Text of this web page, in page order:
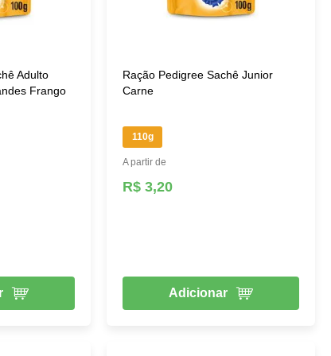
Adulto
Frango
Ração Pedigree Sachê Junior
Carne
110g
A partir de
R$ 3,20
Adicionar